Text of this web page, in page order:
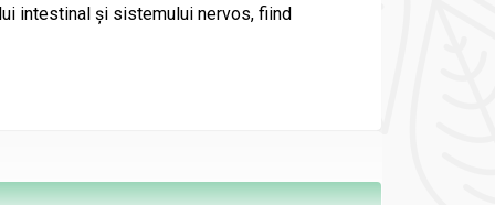
intestinal și sistemului nervos, fiind